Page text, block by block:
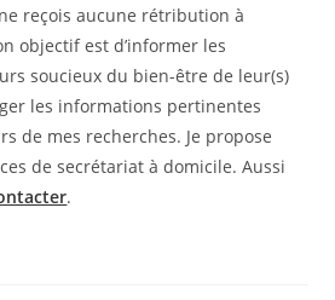
reçois aucune rétribution à
objectif est d’informer les
soucieux du bien-être de leur(s)
les informations pertinentes
de mes recherches. Je propose
de secrétariat à domicile. Aussi
.